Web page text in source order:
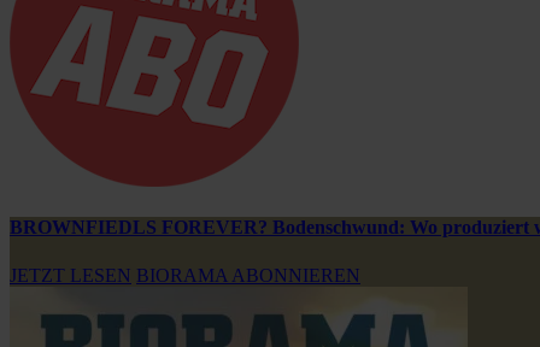
BROWNFIEDLS FOREVER? Bodenschwund: Wo produziert
JETZT LESEN BIORAMA ABONNIEREN